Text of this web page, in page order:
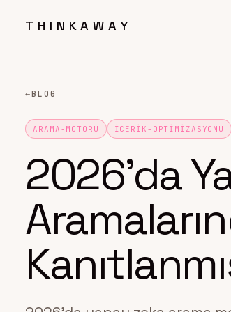
THINKAWAY
←BLOG
ARAMA-MOTORU ICERIK-OPTIMIZASYONU
2026’da